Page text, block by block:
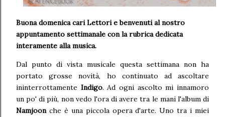
Buona domenica cari Lettori e benvenuti al nostro
appuntamento settimanale con la rubrica dedicata
interamente alla musica.
Dal punto di vista musicale questa settimana non ha
portato grosse novità, ho continuato ad ascoltare
ininterrottamente Indigo. Ad ogni ascolto mi innamoro
un po' di più, non vedo l'ora di avere tra le mani l'album di
Namjoon che è una piccola opera d'arte. Uno tra i miei